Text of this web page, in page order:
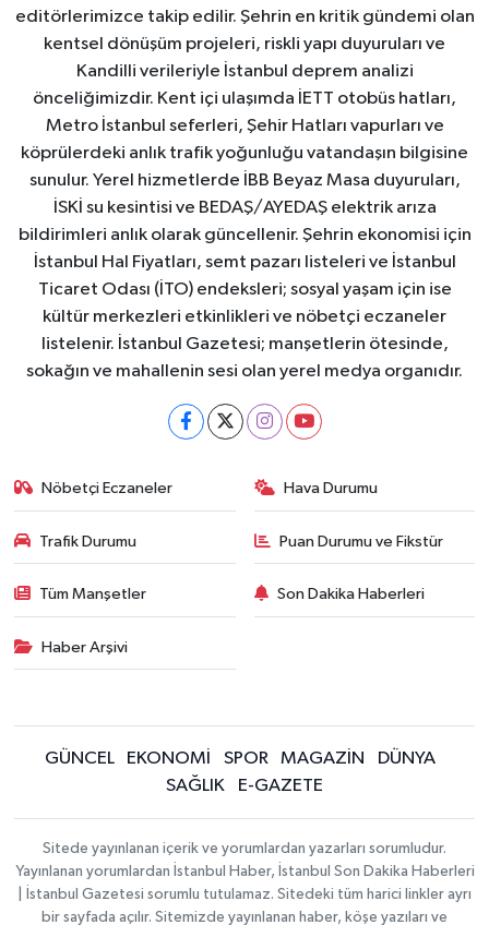
editörlerimizce takip edilir. Şehrin en kritik gündemi olan
kentsel dönüşüm projeleri, riskli yapı duyuruları ve
Kandilli verileriyle İstanbul deprem analizi
önceliğimizdir. Kent içi ulaşımda İETT otobüs hatları,
Metro İstanbul seferleri, Şehir Hatları vapurları ve
köprülerdeki anlık trafik yoğunluğu vatandaşın bilgisine
sunulur. Yerel hizmetlerde İBB Beyaz Masa duyuruları,
İSKİ su kesintisi ve BEDAŞ/AYEDAŞ elektrik arıza
bildirimleri anlık olarak güncellenir. Şehrin ekonomisi için
İstanbul Hal Fiyatları, semt pazarı listeleri ve İstanbul
Ticaret Odası (İTO) endeksleri; sosyal yaşam için ise
kültür merkezleri etkinlikleri ve nöbetçi eczaneler
listelenir. İstanbul Gazetesi; manşetlerin ötesinde,
sokağın ve mahallenin sesi olan yerel medya organıdır.
Nöbetçi Eczaneler Hava Durumu
Trafik Durumu Puan Durumu ve Fikstür
Tüm Manşetler Son Dakika Haberleri
Haber Arşivi
GÜNCEL EKONOMİ SPOR MAGAZİN
DÜNYA
SAĞLIK
E-GAZETE
Sitede yayınlanan içerik ve yorumlardan yazarları sorumludur.
Yayınlanan yorumlardan İstanbul Haber, İstanbul Son Dakika Haberleri
| İstanbul Gazetesi sorumlu tutulamaz. Sitedeki tüm harici linkler ayrı
bir sayfada açılır. Sitemizde yayınlanan haber, köşe yazıları ve